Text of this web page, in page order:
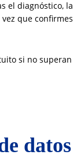
el diagnóstico,
que
si no